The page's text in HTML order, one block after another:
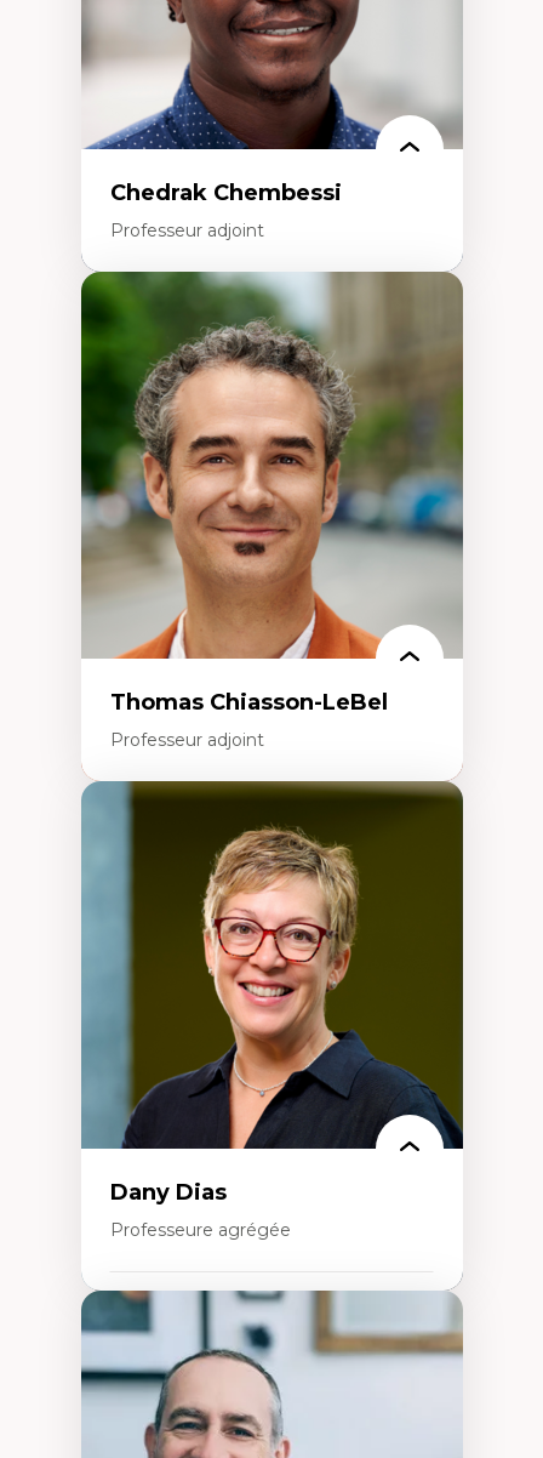
Chedrak Chembessi
Professeur adjoint
Économie circulaire
Modèles d’affaires durables
Histoire des faits économiques
Gestion durable des ressources naturelles
Écologie industrielle
Aménagement durable du territoire
Développement régional
Coopératives
Télétravail en milieu rural francophone
Transition socio-écologique
Thomas Chiasson-LeBel
Professeur adjoint
Théories du développement
Économie politique comparée
Élites économiques
Sociologie économique
Extractivisme
Classes sociales
Mouvements sociaux
Théories de l’État
Dany Dias
Professeure agrégée
Pédagogies critiques et justice sociale
Éthique relationnelle et sollicitude en
éducation
Décolonisation et autochtonisation de la
formation à l’enseignement
Littératie et didactique du français